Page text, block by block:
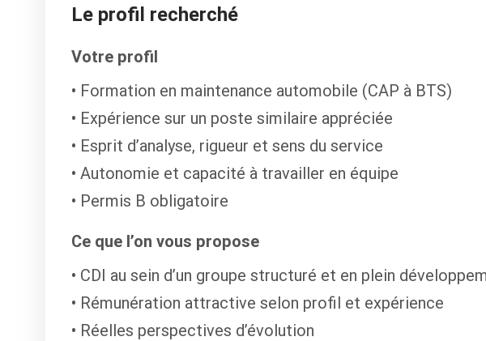
Le profil recherché
Votre profil
Formation en maintenance automobile (CAP à BTS)
Expérience sur un poste similaire appréciée
Esprit d’analyse, rigueur et sens du service
Autonomie et capacité à travailler en équipe
Permis B obligatoire
Ce que l’on vous propose
CDI au sein d’un groupe structuré et en plein
Rémunération attractive selon profil et expérience
Réelles perspectives d’évolution